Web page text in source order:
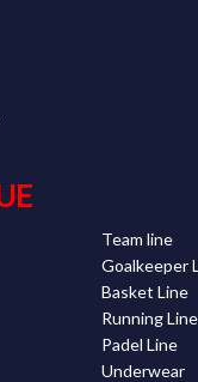
Team line
Goalkeeper
Basket Line
Running Line
Padel Line
Underwear